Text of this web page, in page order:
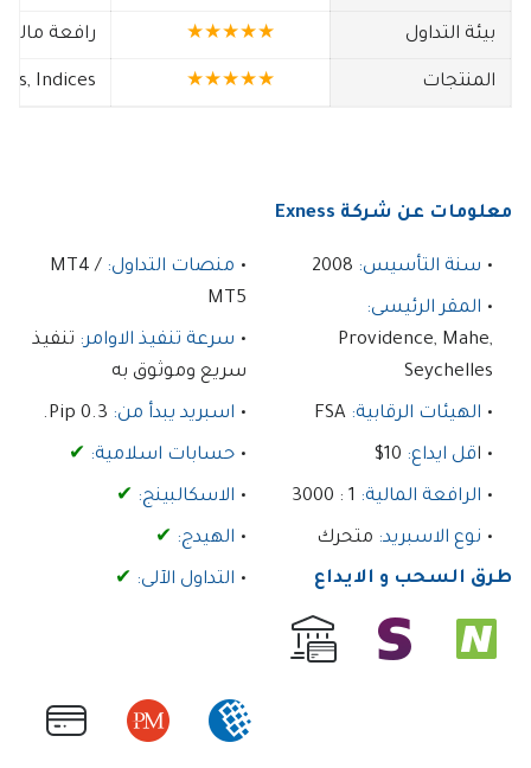
بيئة التداول ★★★★★ رافعة
المنتجات ★★★★★
Indices
معلومات عن شركة Exness
منصات التداول: MT4 /
MT5
سرعة تنفيذ الاوامر: تنفيذ
سريع وموثوق به
اسبريد يبدأ من:
حسابات اسلامية: ✔
الاسكالبينج: ✔
الهيدج: ✔
التداول الآلى: ✔
سنة التأسيس:
المقر الرئيسى:
Providence, Mahe,
Seychelles
الهيئات الرقابية:
اقل ايداع:
الرافعة المالية:
نوع الاسبريد: متحرك
طرق السحب و الايداع